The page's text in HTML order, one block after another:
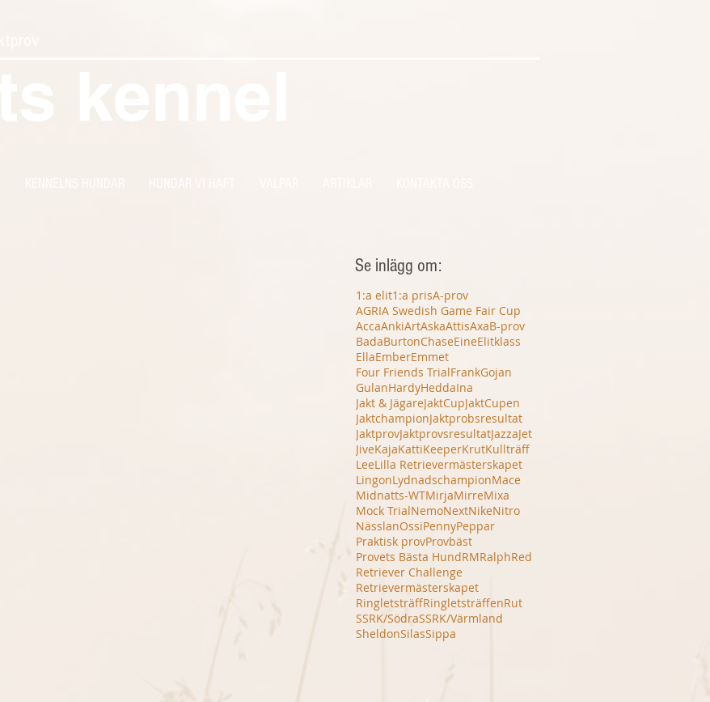
Se inlägg om:
1:a elit1:a prisA-prov
AGRIA Swedish Game Fair Cup
AccaAnkiArtAskaAttisAxaB-prov
BadaBurtonChaseEineElitklass
EllaEmberEmmet
Four Friends TrialFrankGojan
GulanHardyHeddaIna
Jakt & JägareJaktCupJaktCupen
JaktchampionJaktprobsresultat
JaktprovJaktprovsresultatJazzaJet
JiveKajaKattiKeeperKrutKullträff
LeeLilla Retrievermästerskapet
LingonLydnadschampionMace
Midnatts-WTMirjaMirreMixa
Mock TrialNemoNextNikeNitro
NässlanOssiPennyPeppar
Praktisk provProvbäst
Provets Bästa HundRMRalphRed
Retriever Challenge
Retrievermästerskapet
RingletsträffRingletsträffenRut
SSRK/SödraSSRK/Värmland
SheldonSilasSippa